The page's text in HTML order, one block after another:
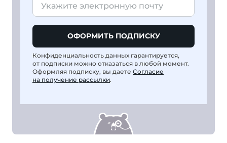
ОФОРМИТЬ ПОДПИСКУ
Конфиденциальность данных гарантируется,
от подписки можно отказаться в любой момент.
Оформляя подписку, вы даете Согласие
на получение рассылки.